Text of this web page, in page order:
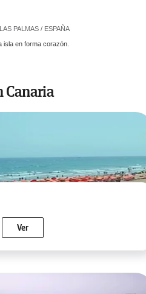
PALMAS / ESPAÑA
isla en forma corazón.
Canaria
Ver